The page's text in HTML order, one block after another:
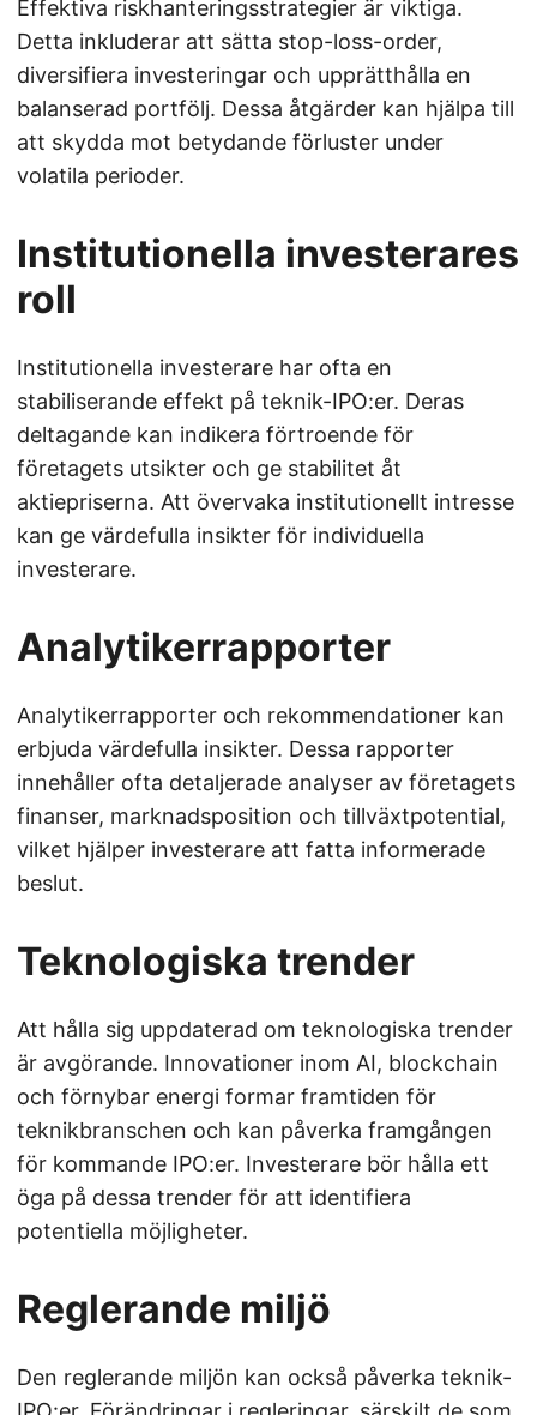
Effektiva riskhanteringsstrategier är viktiga.
Detta inkluderar att sätta stop-loss-order,
diversifiera investeringar och upprätthålla en
balanserad portfölj. Dessa åtgärder kan hjälpa till
att skydda mot betydande förluster under
volatila perioder.
Institutionella investerares
roll
Institutionella investerare har ofta en
stabiliserande effekt på teknik-IPO:er. Deras
deltagande kan indikera förtroende för
företagets utsikter och ge stabilitet åt
aktiepriserna. Att övervaka institutionellt intresse
kan ge värdefulla insikter för individuella
investerare.
Analytikerrapporter
Analytikerrapporter och rekommendationer kan
erbjuda värdefulla insikter. Dessa rapporter
innehåller ofta detaljerade analyser av företagets
finanser, marknadsposition och tillväxtpotential,
vilket hjälper investerare att fatta informerade
beslut.
Teknologiska trender
Att hålla sig uppdaterad om teknologiska trender
är avgörande. Innovationer inom AI, blockchain
och förnybar energi formar framtiden för
teknikbranschen och kan påverka framgången
för kommande IPO:er. Investerare bör hålla ett
öga på dessa trender för att identifiera
potentiella möjligheter.
Reglerande miljö
Den reglerande miljön kan också påverka teknik-